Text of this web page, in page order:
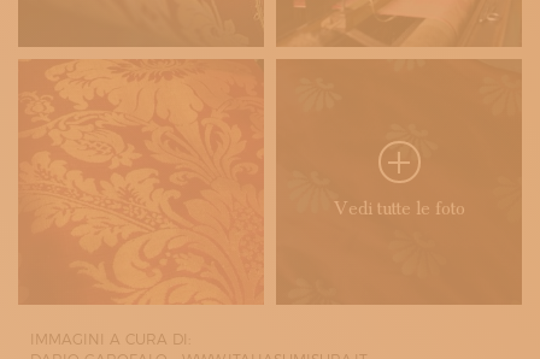
Vedi tutte le foto
IMMAGINI A CURA DI: